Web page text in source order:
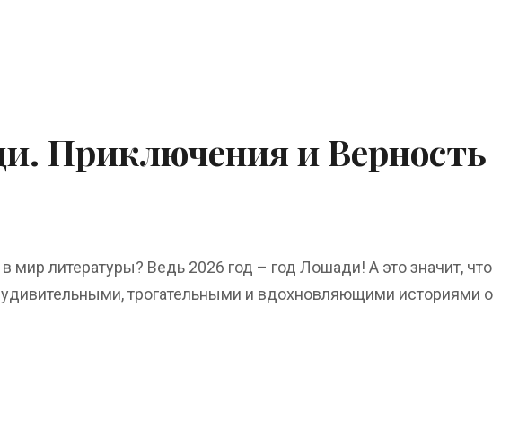
Приключения и Верность
литературы? Ведь 2026 год – год Лошади! А это значит, что
трогательными и вдохновляющими историями о